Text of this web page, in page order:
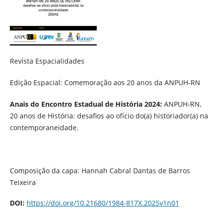
Revista Espacialidades
Edição Espacial: Comemoração aos 20 anos da ANPUH-RN
Anais do Encontro Estadual de História 2024: ANPUH-RN,
20 anos de História: desafios ao ofício do(a) historiador(a) na
contemporaneidade.
Composição da capa: Hannah Cabral Dantas de Barros
Teixeira
DOI: https://doi.org/10.21680/1984-817X.2025v1n01